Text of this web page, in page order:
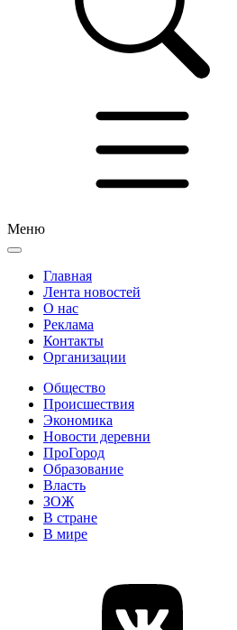
Меню
Главная
Лента новостей
О нас
Реклама
Контакты
Организации
Общество
Происшествия
Экономика
Новости деревни
ПроГород
Образование
Власть
ЗОЖ
В стране
В мире